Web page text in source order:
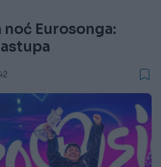
noć Eurosonga: